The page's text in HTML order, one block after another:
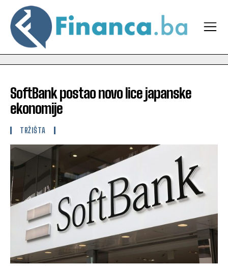
SoftBank postao novo lice japanske
ekonomije
TRŽIŠTA